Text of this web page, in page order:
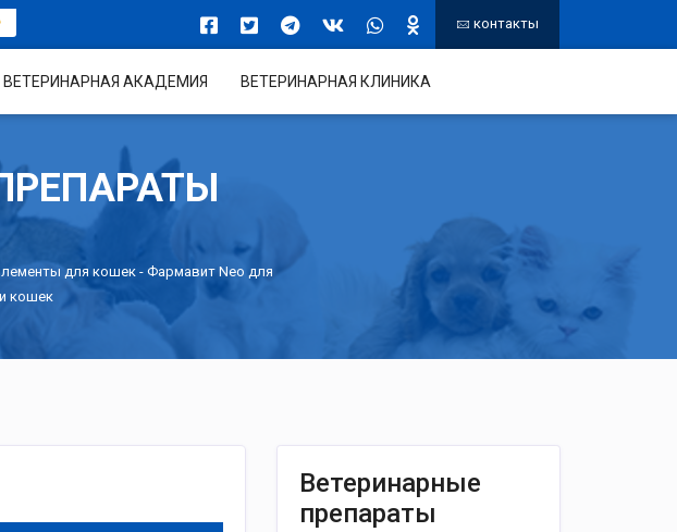
контакты
ВЕТЕРИНАРНАЯ АКАДЕМИЯ ВЕТЕРИНАРНАЯ КЛИНИКА
для кошек- Фармавит Neo для
кошек
Ветеринарные
препараты